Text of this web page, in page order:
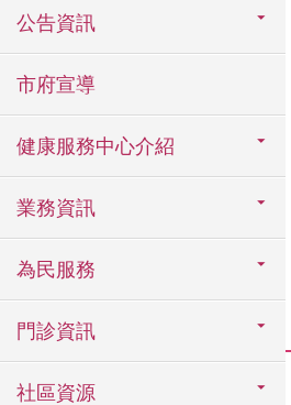
公告資訊
市府宣導
健康服務中心介紹
業務資訊
為民服務
門診資訊
社區資源